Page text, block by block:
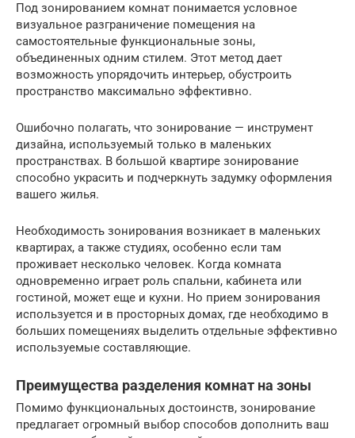
Под зонированием комнат понимается условное
визуальное разграничение помещения на
самостоятельные функциональные зоны,
объединенных одним стилем. Этот метод дает
возможность упорядочить интерьер, обустроить
пространство максимально эффективно.
Ошибочно полагать, что зонирование — инструмент
дизайна, используемый только в маленьких
пространствах. В большой квартире зонирование
способно украсить и подчеркнуть задумку оформления
вашего жилья.
Необходимость зонирования возникает в маленьких
квартирах, а также студиях, особенно если там
проживает несколько человек. Когда комната
одновременно играет роль спальни, кабинета или
гостиной, может еще и кухни. Но прием зонирования
используется и в просторных домах, где необходимо в
больших помещениях выделить отдельные эффективно
используемые составляющие.
Преимущества разделения комнат на зоны
Помимо функциональных достоинств, зонирование
предлагает огромный выбор способов дополнить ваш